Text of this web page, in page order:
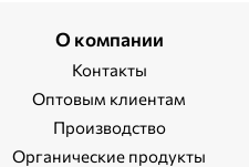
О компании
Контакты
Оптовым клиентам
Производство
Органические продукты